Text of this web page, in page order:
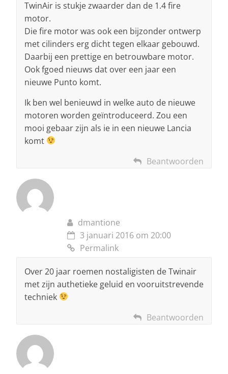
TwinAir is stukje zwaarder dan de 1.4 fire
motor.
Die fire motor was ook een bijzonder ontwerp
met cilinders erg dicht tegen elkaar gebouwd.
Daarbij een prettige en betrouwbare motor.
Ook fgoed nieuws dat over een jaar een
nieuwe Punto komt.
Ik ben wel benieuwd in welke auto de nieuwe
motoren worden geïntroduceerd. Zou een
mooi gebaar zijn als ie in een nieuwe Lancia
komt
Beantwoorden
dmantione
3 januari 2016 om 20:00
Permalink
Over 20 jaar roemen nostaligisten de Twinair
met zijn authetieke geluid en vooruitstrevende
techniek
Beantwoorden